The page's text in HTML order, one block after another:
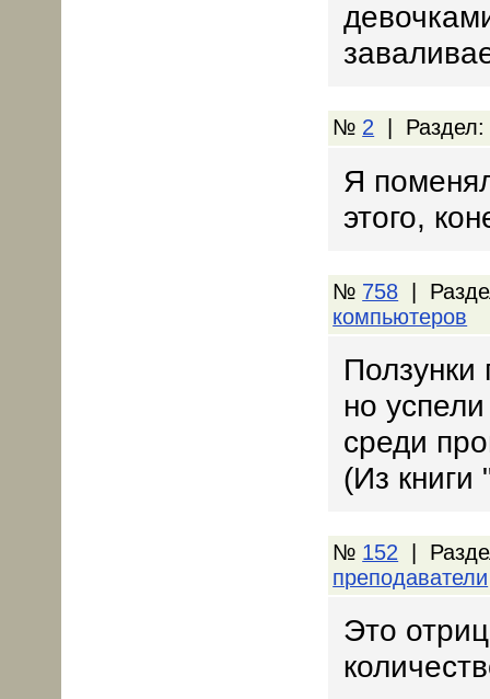
№ 2 |
Я
этого,
№ 758 |
компьютеров
Ползунки
но
среди
(Из
№ 152 |
преподаватели
Это